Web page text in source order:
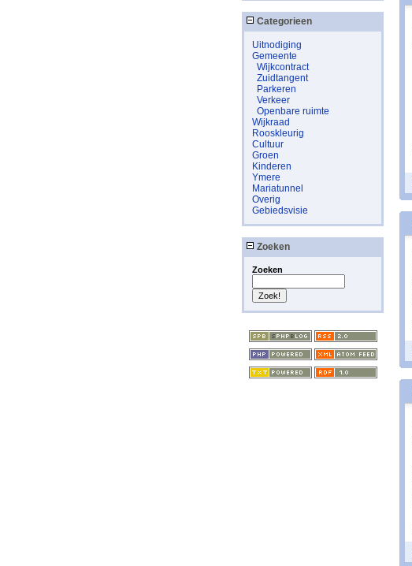
Categorieen
Uitnodiging
Gemeente
Wijkcontract
Zuidtangent
Parkeren
Verkeer
Openbare ruimte
Wijkraad
Rooskleurig
Cultuur
Groen
Kinderen
Ymere
Mariatunnel
Overig
Gebiedsvisie
Zoeken
Zoeken